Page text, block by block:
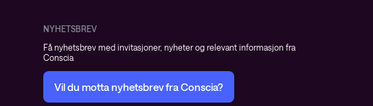
NYHETSBREV
Få nyhetsbrev med invitasjoner, nyheter og relevant informasjon fra
Conscia
Vil du motta nyhetsbrev fra Conscia?